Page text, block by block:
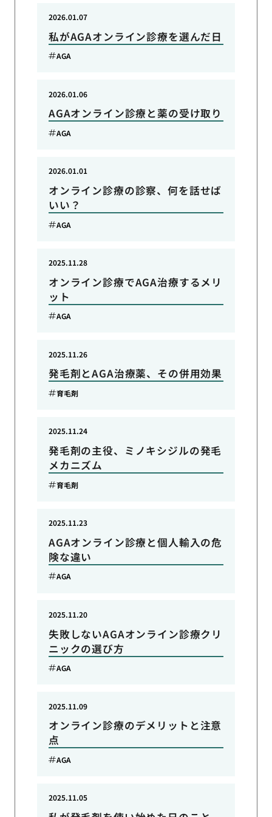
私がAGAオンライン診療を選んだ日
2026.01.07
AGA
AGAオンライン診療と薬の受け取り
2026.01.06
AGA
オンライン診療の診察、何を話せば
いい？
2026.01.01
AGA
オンライン診療でAGA治療するメリ
ット
2025.11.28
AGA
発毛剤とAGA治療薬、その併用効果
2025.11.26
育毛剤
発毛剤の主役、ミノキシジルの発毛
メカニズム
2025.11.24
育毛剤
AGAオンライン診療と個人輸入の危
険な違い
2025.11.23
AGA
失敗しないAGAオンライン診療クリ
ニックの選び方
2025.11.20
AGA
オンライン診療のデメリットと注意
点
2025.11.09
AGA
2025.11.05